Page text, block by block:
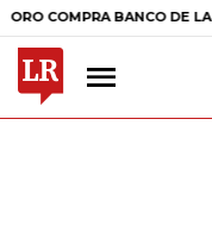
BANCO DE LA